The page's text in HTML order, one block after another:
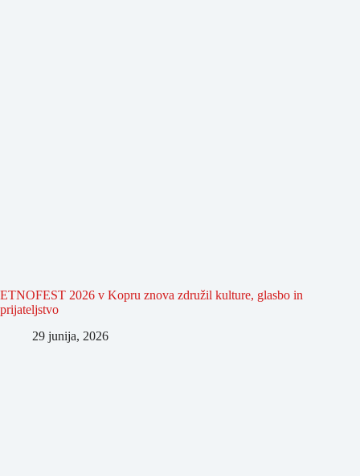
ETNOFEST 2026 v Kopru znova združil kulture, glasbo in
prijateljstvo
29 junija, 2026